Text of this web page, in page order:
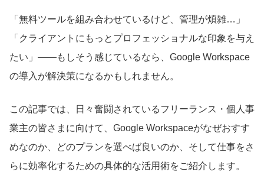
「無料ツールを組み合わせているけど、管理が煩雑…」
「クライアントにもっとプロフェッショナルな印象を与え
たい」——もしそう感じているなら、Google Workspace
の導入が解決策になるかもしれません。
この記事では、日々奮闘されているフリーランス・個人事
業主の皆さまに向けて、Google Workspaceがなぜおすす
めなのか、どのプランを選べば良いのか、そして仕事をさ
らに効率化するための具体的な活用術をご紹介します。